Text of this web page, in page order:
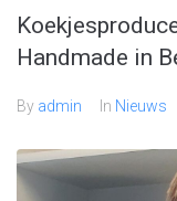
Handmade in
By admin In Nieuws